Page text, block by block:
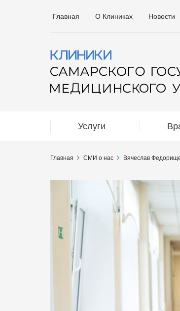
Главная О Клиниках Новости
Услуги
Главная СМИ о нас Вячеслав